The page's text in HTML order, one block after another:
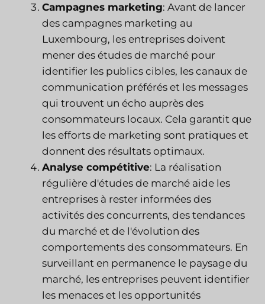
Campagnes marketing: Avant de lancer
des campagnes marketing au
Luxembourg, les entreprises doivent
mener des études de marché pour
identifier les publics cibles, les canaux de
communication préférés et les messages
qui trouvent un écho auprès des
consommateurs locaux. Cela garantit que
les efforts de marketing sont pratiques et
donnent des résultats optimaux.
Analyse compétitive: La réalisation
régulière d'études de marché aide les
entreprises à rester informées des
activités des concurrents, des tendances
du marché et de l'évolution des
comportements des consommateurs. En
surveillant en permanence le paysage du
marché, les entreprises peuvent identifier
les menaces et les opportunités